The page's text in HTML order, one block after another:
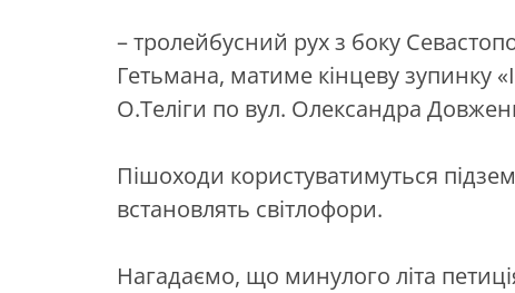
– тролейбусний рух з боку
Гетьмана, матиме кінцеву зупинку
О.Теліги по вул. Олександра
Пішоходи користуватимуться
встановлять світлофори.
Нагадаємо, що минулого літа